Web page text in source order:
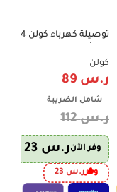
-21%
وتوزيع طاقة مثالي
كولن
ر.س
شامل الضريبة
ر.س112
وفر الآنر.س
وفرر.س